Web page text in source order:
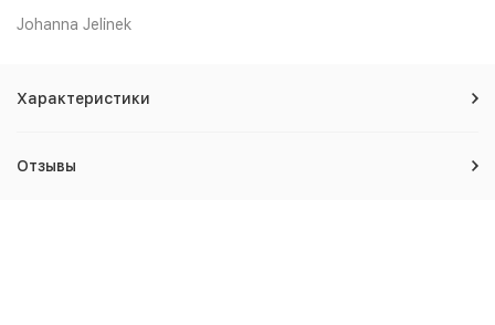
Johanna Jelinek
Характеристики
Отзывы